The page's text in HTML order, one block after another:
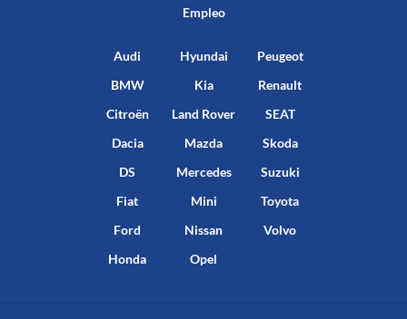
Empleo
Audi
BMW
Citroën
Dacia
DS
Fiat
Ford
Honda
Hyundai
Kia
Land Rover
Mazda
Mercedes
Mini
Nissan
Opel
Peugeot
Renault
SEAT
Skoda
Suzuki
Toyota
Volvo